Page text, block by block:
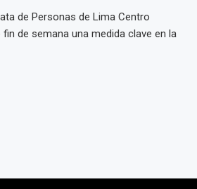
de Personas de Lima Centro
de semana una medida clave en la